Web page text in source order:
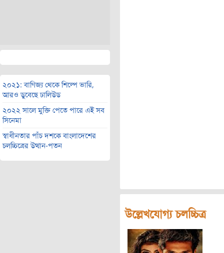
২০২১: বাণিজ্য থেকে শিল্পে ভারি,
আরও ডুবেছে ঢালিউড
২০২২ সালে মুক্তি পেতে পারে এই সব
সিনেমা
স্বাধীনতার পাঁচ দশকে বাংলাদেশের
চলচ্চিত্রের উত্থান-পতন
উল্লেখযোগ্য চলচ্চিত্র